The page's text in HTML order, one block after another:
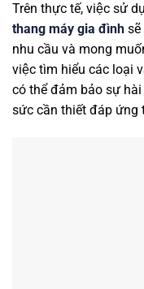
Trên thực tế, việc sử
thang máy gia đình
nhu cầu và mong
việc tìm hiểu các loại
có thể đảm bảo sự
sức cần thiết đáp ứng